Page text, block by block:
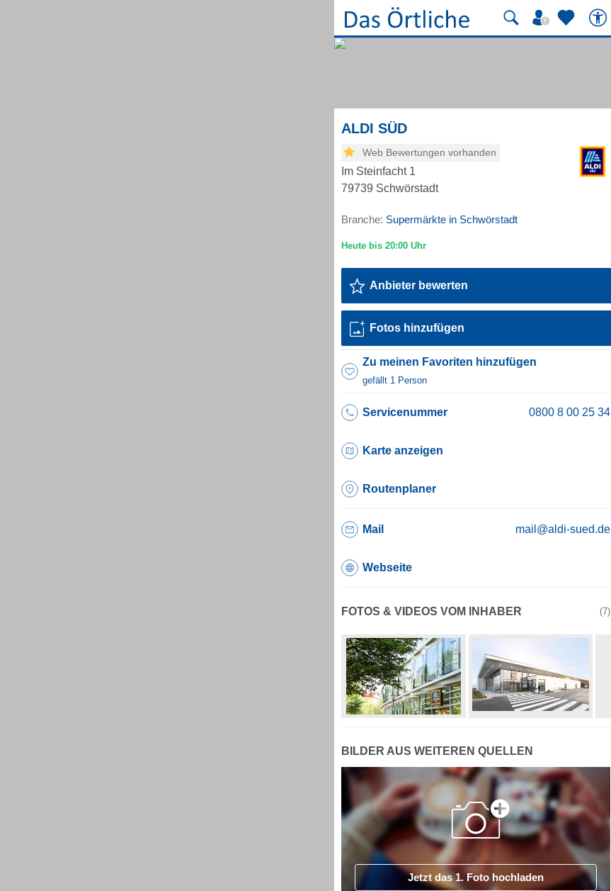
ALDI SÜD
Web Bewertungen vorhanden
Im Steinfacht 1
79739 Schwörstadt
Branche: Supermärkte in Schwörstadt
Anbieter bewerten
Fotos hinzufügen
Zu meinen Favoriten hinzufügen
gefällt 1 Person
Servicenummer
Karte anzeigen
Routenplaner
Mail mail@aldi-sued.de
Webseite
FOTOS & VIDEOS VOM INHABER (7)
BILDER AUS WEITEREN QUELLEN
Jetzt das 1. Foto hochladen